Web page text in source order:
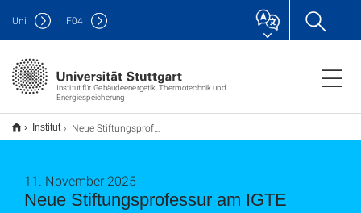
Institut für Gebäudeenergetik, Thermotechnik und
Energiespeicherung
Uni F04
Institut Neue Stiftungsprofessur am IGTE
Neue Stiftungsprofessur am IGTE
11. November 2025